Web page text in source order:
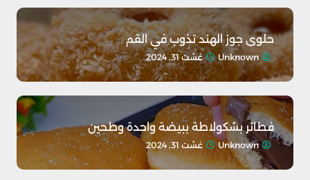
حلوى جوز الهند تذوب في القم
Unknown غشت 31, 2024
فطائر بشكولاطة ببيضة واحدة وطحين
Unknown غشت 31, 2024